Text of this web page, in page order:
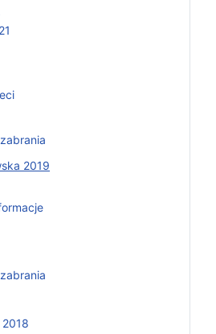
2019